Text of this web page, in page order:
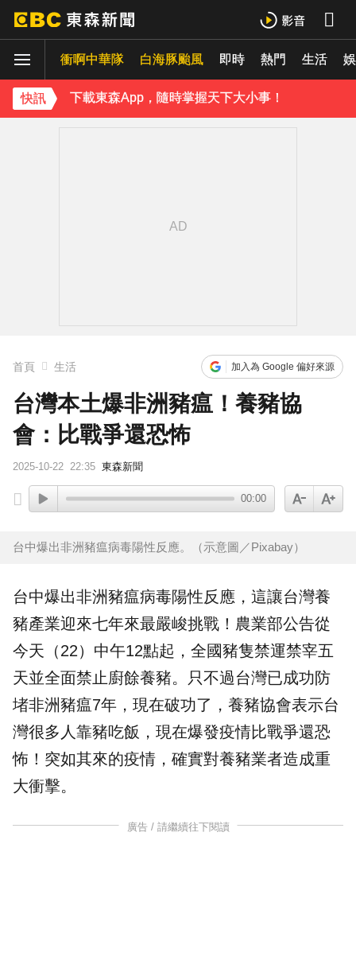
衝啊中華隊 白海豚颱風 即時 熱門 生活
快訊
下載東森App，隨時掌握天下大小事！
首頁 生活 加入為 Google 偏好來源
台灣本土爆非洲豬瘟！養豬協
會：比戰爭還恐怖
2025-10-22 22:35 東森新聞
00:00
台中爆出非洲豬瘟病毒陽性反應。（示意圖／Pixabay）
台中爆出非洲豬瘟病毒陽性反應，這讓台灣養
豬產業迎來七年來最嚴峻挑戰！農業部公告從
今天（22）中午12點起，全國豬隻禁運禁宰五
天並全面禁止廚餘養豬。只不過台灣已成功防
堵非洲豬瘟7年，現在破功了， 養豬協會表示台
灣很多人靠豬吃飯，現在爆發疫情比戰爭還恐
怖！突如其來的疫情，確實對養豬業者造成重
大衝擊。
廣告 / 請繼續往下閱讀